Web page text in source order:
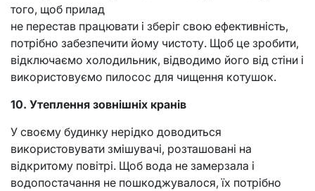
того, щоб прилад
не перестав працювати і зберіг свою ефективність,
потрібно забезпечити йому чистоту. Щоб це зробити,
відключаємо холодильник, відводимо його від стіни і
використовуємо пилосос для чищення котушок.
10. Утеплення зовнішніх кранів
У своєму будинку нерідко доводиться
використовувати змішувачі, розташовані на
відкритому повітрі. Щоб вода не замерзала і
водопостачання не пошкоджувалося, їх потрібно